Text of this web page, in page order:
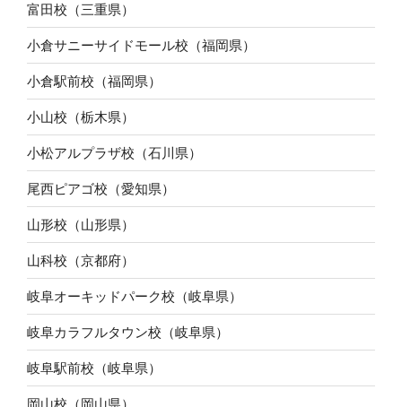
富田校（三重県）
小倉サニーサイドモール校（福岡県）
小倉駅前校（福岡県）
小山校（栃木県）
小松アルプラザ校（石川県）
尾西ピアゴ校（愛知県）
山形校（山形県）
山科校（京都府）
岐阜オーキッドパーク校（岐阜県）
岐阜カラフルタウン校（岐阜県）
岐阜駅前校（岐阜県）
岡山校（岡山県）